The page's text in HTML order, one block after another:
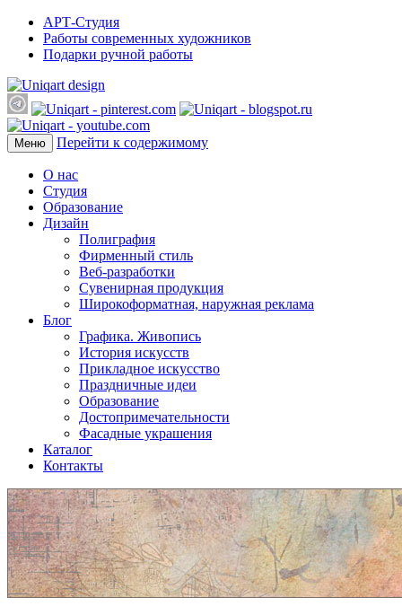
АРТ-Студия
Работы современных художников
Подарки ручной работы
Меню Перейти к содержимому
О нас
Студия
Образование
Дизайн
Полиграфия
Фирменный стиль
Веб-разработки
Сувенирная продукция
Широкоформатная, наружная реклама
Блог
Графика. Живопись
История искусств
Прикладное искусство
Праздничные идеи
Образование
Достопримечательности
Фасадные украшения
Каталог
Контакты